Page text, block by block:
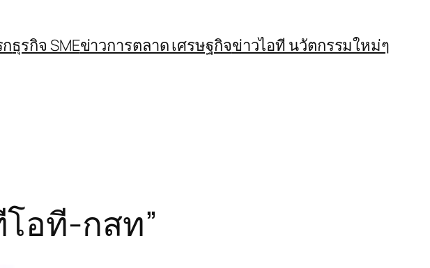
ธุรกิจ SMEข่าวการตลาด เศรษฐกิจข่าวไอที นวัตกรรมใหม่ๆ
อที-กสท”